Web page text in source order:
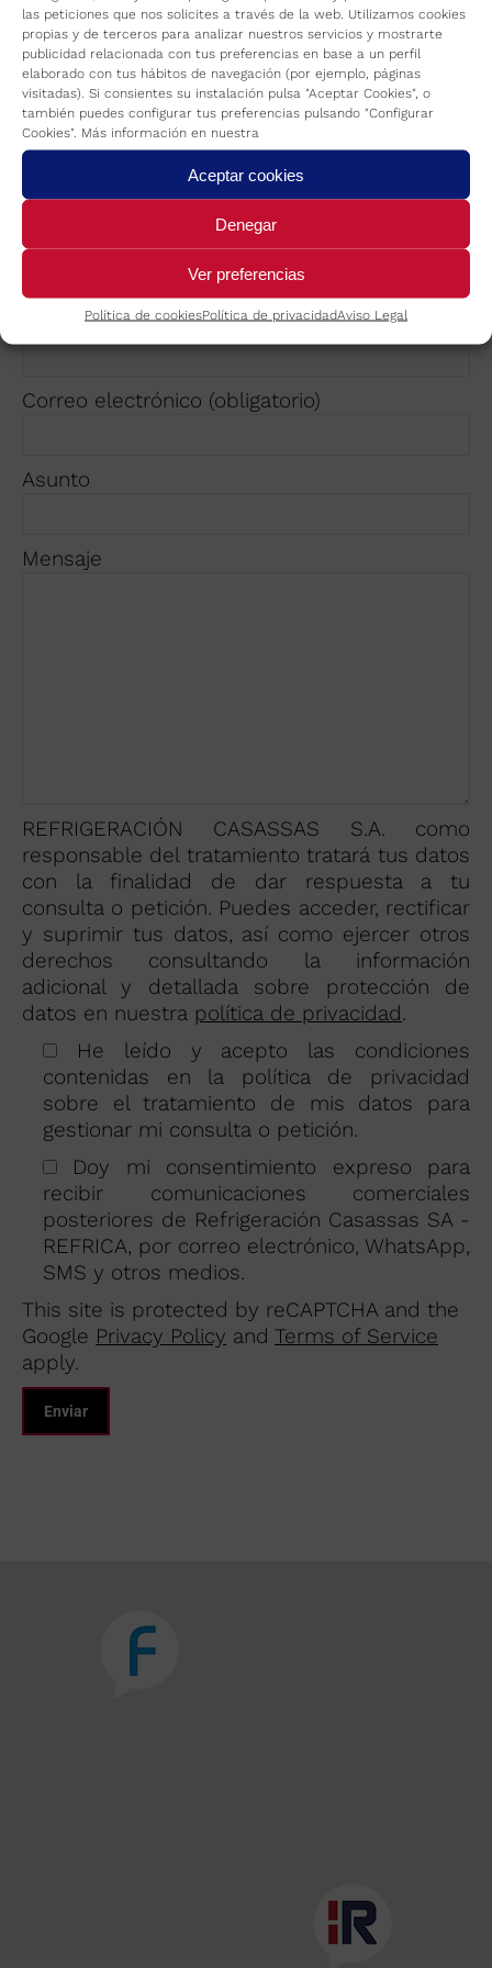
las peticiones que nos solicites a través de la web. Utilizamos cookies
propias y de terceros para analizar nuestros servicios y mostrarte
publicidad relacionada con tus preferencias en base a un perfil
elaborado con tus hábitos de navegación (por ejemplo, páginas
visitadas). Si consientes su instalación pulsa "Aceptar Cookies", o
también puedes configurar tus preferencias pulsando "Configurar
Cookies". Más información en nuestra
Aceptar cookies
Denegar
Ver preferencias
Política de cookiesPolítica de privacidadAviso Legal
X InstagramYouTubeLinkedinFacebook
Nombre (obligatorio)
Dirección
Empresa
Población
Correo electrónico (obligatorio)
Asunto
Mensaje
REFRIGERACIÓN CASASSAS S.A. como
responsable del tratamiento tratará tus datos
con la finalidad de dar respuesta a tu
consulta o petición. Puedes acceder, rectificar
y suprimir tus datos, así como ejercer otros
derechos consultando la información
adicional y detallada sobre protección de
datos en nuestra política de privacidad.
He leído y acepto las condiciones
contenidas en la política de privacidad
sobre el tratamiento de mis datos para
gestionar mi consulta o petición.
Doy mi consentimiento expreso para
recibir comunicaciones comerciales
posteriores de Refrigeración Casassas SA -
REFRICA, por correo electrónico, WhatsApp,
SMS y otros medios.
This site is protected by reCAPTCHA and the
Google Privacy Policy and Terms of Service
apply.